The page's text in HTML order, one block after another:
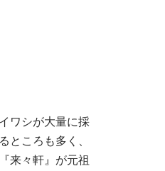
ワシが大量に採
ところも多く、
来々軒』が元祖